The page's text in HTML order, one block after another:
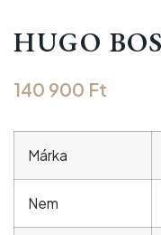
HUGO
140 900 Ft
Márka
Nem